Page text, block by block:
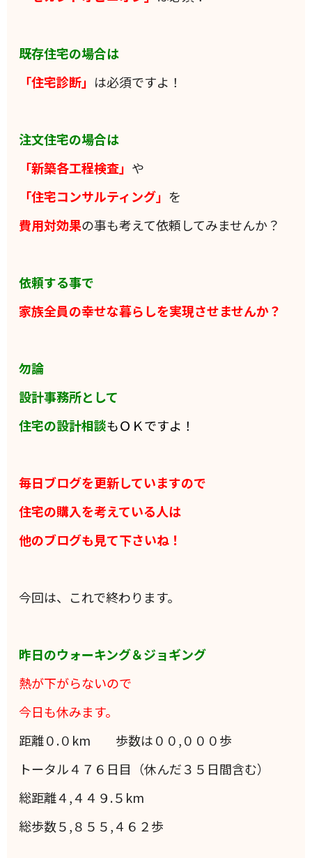
既存住宅の場合は
「住宅診断」 は必須ですよ！
注文住宅の場合は
「新築各工程検査」 や
「住宅コンサルティング」 を
費用対効果の事も考えて依頼してみませんか？
依頼する事で
家族全員の幸せな暮らしを実現させませんか？
勿論
設計事務所として
住宅の設計相談もＯＫですよ！
毎日ブログを更新していますので
住宅の購入を考えている人は
他のブログも見て下さいね！
今回は、これで終わります。
昨日のウォーキング＆ジョギング
熱が下がらないので
今日も休みます。
距離０.０km 歩数は００,０００歩
トータル４７６日目（休んだ３５日間含む）
総距離４,４４９.５km
総歩数５,８５５,４６２歩